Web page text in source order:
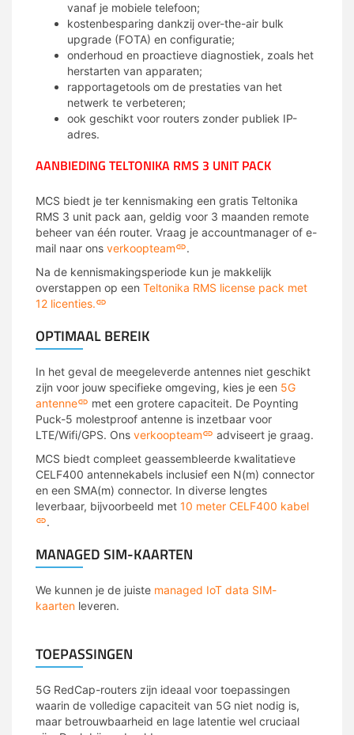
vanaf je mobiele telefoon;
kostenbesparing dankzij over-the-air bulk
upgrade (FOTA) en configuratie;
onderhoud en proactieve diagnostiek, zoals het
herstarten van apparaten;
rapportagetools om de prestaties van het
netwerk te verbeteren;
ook geschikt voor routers zonder publiek IP-
adres.
AANBIEDING TELTONIKA RMS 3 UNIT PACK
MCS biedt je ter kennismaking een gratis Teltonika
RMS 3 unit pack aan, geldig voor 3 maanden remote
beheer van één router. Vraag je accountmanager of e-
mail naar ons verkoopteam
.
Na de kennismakingsperiode kun je makkelijk
overstappen op een Teltonika RMS license pack met
12 licenties.
OPTIMAAL BEREIK
In het geval de meegeleverde antennes niet geschikt
zijn voor jouw specifieke omgeving, kies je een 5G
antenne
met een grotere capaciteit. De Poynting
Puck-5 molestproof antenne is inzetbaar voor
LTE/Wifi/GPS. Ons verkoopteam
adviseert je graag.
MCS biedt compleet geassembleerde kwalitatieve
CELF400 antennekabels inclusief een N(m) connector
en een SMA(m) connector. In diverse lengtes
leverbaar, bijvoorbeeld met 10 meter CELF400 kabel
.
MANAGED SIM-KAARTEN
We kunnen je de juiste managed IoT data SIM-
kaarten leveren.
TOEPASSINGEN
5G RedCap-routers zijn ideaal voor toepassingen
waarin de volledige capaciteit van 5G niet nodig is,
maar betrouwbaarheid en lage latentie wel cruciaal